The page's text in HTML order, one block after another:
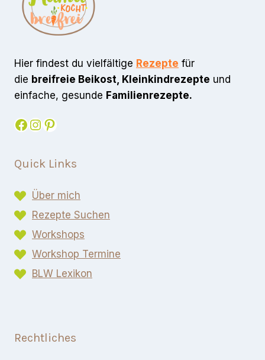
Hier findest du vielfältige Rezepte für
die breifreie Beikost, Kleinkindrezepte und
einfache, gesunde Familienrezepte.
Facebook
Instagram
Pinterest
Quick Links
Über mich
Rezepte Suchen
Workshops
Workshop Termine
BLW Lexikon​
Rechtliches